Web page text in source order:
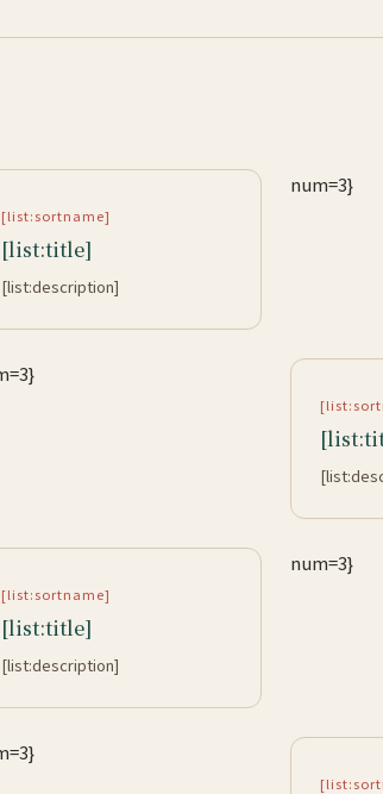
[list:sortname]
[list:title]
[list:description]
num=3}
[list:sortname]
[list:title]
[list:description]
num=3}